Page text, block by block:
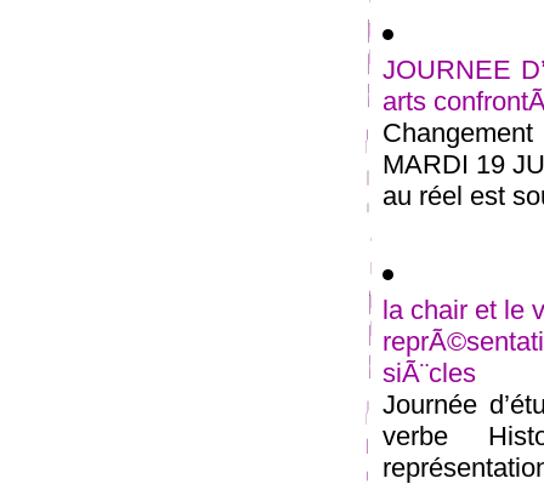
JOURNEE
arts
MARDI 19
au réel est
la chair et le
siÃ¨cles
Journée
verbe